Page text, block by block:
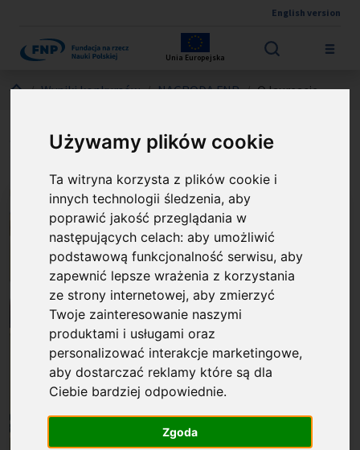
Używamy plików cookie
Ta witryna korzysta z plików cookie i
innych technologii śledzenia, aby
poprawić jakość przeglądania w
następujących celach:aby umożliwić
podstawową funkcjonalność serwisu,aby
zapewnić lepsze wrażenia z korzystania
ze strony internetowej,aby zmierzyć
Twoje zainteresowanie naszymi
produktami i usługami oraz
personalizować interakcje marketingowe,
aby dostarczać reklamy które są dla
Ciebie bardziej odpowiednie.
Zgoda
English version
Unia Europejska
Jesteś tutaj:
Wyniki konkursów NAGRODA FNP O laureacie
prof. Andrzej Gałęski